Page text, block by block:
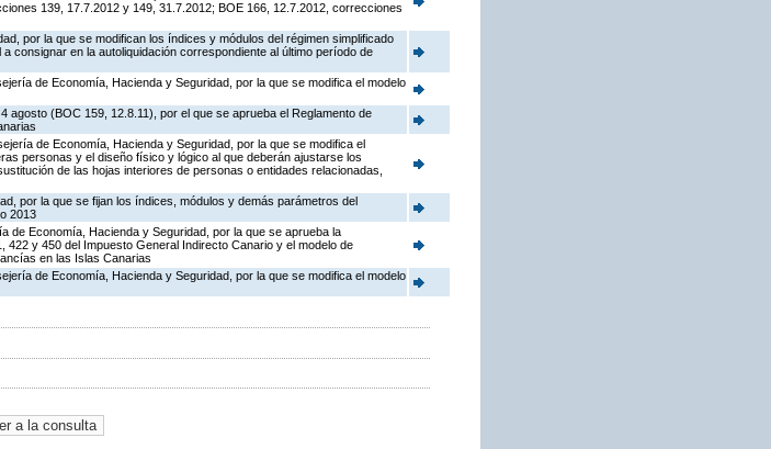
139, 17.7.2012 y 149, 31.7.2012; BOE 166, 12.7.2012, correcciones
por la que se modifican los índices y módulos del régimen simplificado
consignar en la autoliquidación correspondiente al último período de
de Economía, Hacienda y Seguridad, por la que se modifica el modelo
agosto (BOC 159, 12.8.11), por el que se aprueba el Reglamento de
de Economía, Hacienda y Seguridad, por la que se modifica el
personas y el diseño físico y lógico al que deberán ajustarse los
de las hojas interiores de personas o entidades relacionadas,
por la que se fijan los índices, módulos y demás parámetros del
2013
de Economía, Hacienda y Seguridad, por la que se aprueba la
y 450 del Impuesto General Indirecto Canario y el modelo de
en las Islas Canarias
de Economía, Hacienda y Seguridad, por la que se modifica el modelo